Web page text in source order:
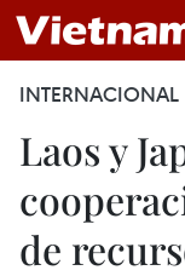
INTERNACIONAL
Laos y
de